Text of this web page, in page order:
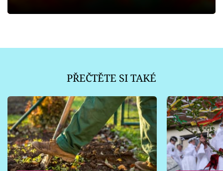
PŘEČTĚTE SI TAKÉ